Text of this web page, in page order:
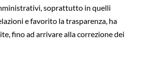
soprattutto in quelli
e favorito la trasparenza, ha
fino ad arrivare alla correzione dei